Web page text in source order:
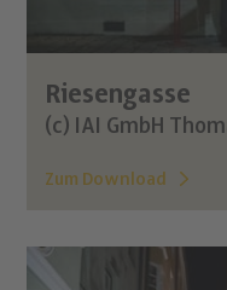
Riesengasse
(c) IAI GmbH
Zum Download